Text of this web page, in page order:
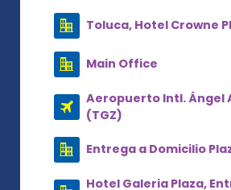
Toluca, Hotel Crowne
Main Office
Aeropuerto Intl. Ángel
(TGZ)
Entrega a Domicilio
Hotel Galeria Plaza,